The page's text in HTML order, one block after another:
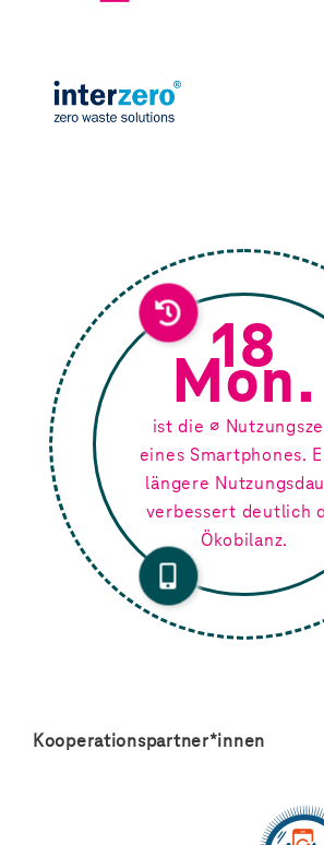
18
Mon.
ist die ⌀
eines Smartphones.
längere
verbessert deutlich
Ökobilanz.
Kooperationspartner*innen